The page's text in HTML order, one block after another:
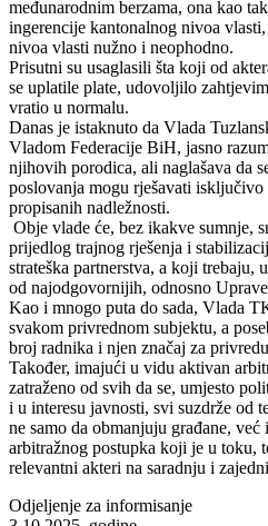
međunarodnim berzama, ona kao
ingerencije kantonalnog nivoa
nivoa vlasti nužno i neophodno.
Prisutni su usaglasili šta koji od
se uplatile plate, udovoljilo
vratio u normalu.
Danas je istaknuto da Vlada
Vladom Federacije BiH, jasno
njihovih porodica, ali naglašava da
poslovanja mogu rješavati
propisanih nadležnosti.
Obje vlade će, bez ikakve sumnje,
prijedlog trajnog rješenja i
strateška partnerstva, a koji trebaju,
od najodgovornijih, odnosno
Kao i mnogo puta do sada, Vlada
svakom privrednom subjektu, a
broj radnika i njen značaj za
Također, imajući u vidu aktivan
zatraženo od svih da se, umjesto
i u interesu javnosti, svi suzdrže od
ne samo da obmanjuju građane,
arbitražnog postupka koji je u toku,
relevantni akteri na saradnju i
Odjeljenje za informisanje